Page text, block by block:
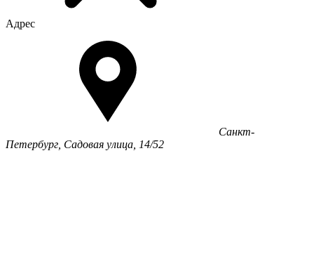
Адрес
Санкт-
Петербург, Садовая улица, 14/52